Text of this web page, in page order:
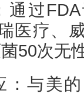
通过
医疗、
50次无
：与美